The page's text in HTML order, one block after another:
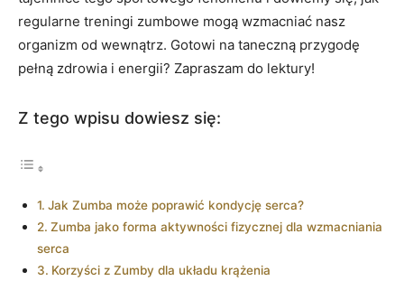
regularne treningi zumbowe mogą wzmacniać nasz
organizm od wewnątrz. Gotowi na taneczną przygodę
pełną zdrowia i energii? Zapraszam do lektury!
Z tego wpisu dowiesz się:
Jak Zumba może poprawić kondycję serca?
Zumba jako forma aktywności fizycznej dla wzmacniania
serca
Korzyści z Zumby dla układu krążenia